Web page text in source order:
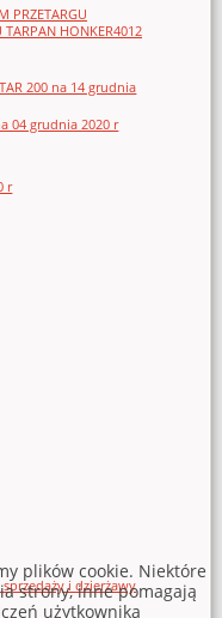
PRZETARGU
TARPAN HONKER4012
200 na 14 grudnia
04 grudnia 2020 r
r
i dzierżawy
plików cookie. Niektóre
strony, inne pomagają
użytkownika